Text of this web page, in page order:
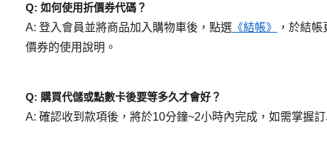
Q: 如何使用折價券代碼？
A: 登入會員並將商品加入購物車後，點選 《結帳》
，於結
價券的使用說明。
Q: 購買代儲或點數卡後要等多久才會好？
A: 確認收到款項後，將於10分鐘~2小時內完成，如需掌握